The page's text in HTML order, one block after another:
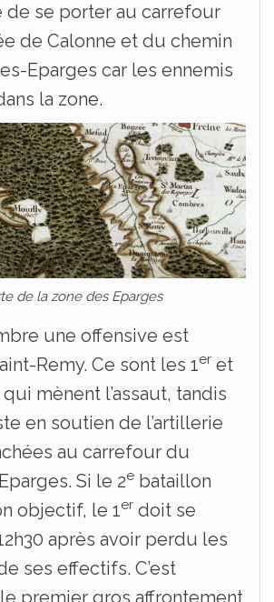
de se porter au carrefour
de Calonne et du chemin
Eparges car les ennemis
la zone.
de la zone des Eparges
une offensive est
Remy. Ce sont les 1er et
mènent l’assaut, tandis
en soutien de l’artillerie
au carrefour du
Si le 2e bataillon
objectif, le 1er doit se
après avoir perdu les
ses effectifs. C’est
premier gros affrontement